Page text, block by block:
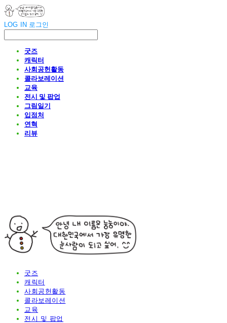
LOG IN 로그인
굿즈
캐릭터
사회공헌활동
콜라보레이션
교육
전시 및 팝업
그림일기
입점처
연혁
리뷰
굿즈
캐릭터
사회공헌활동
콜라보레이션
교육
전시 및 팝업